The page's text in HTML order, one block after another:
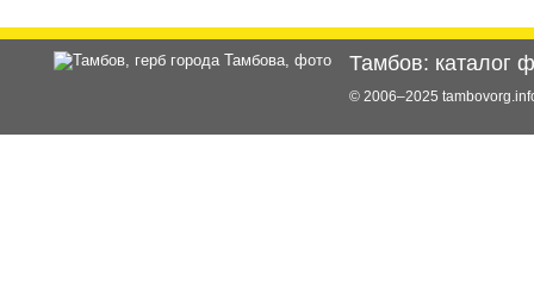
Тамбов: каталог
© 2006–2025